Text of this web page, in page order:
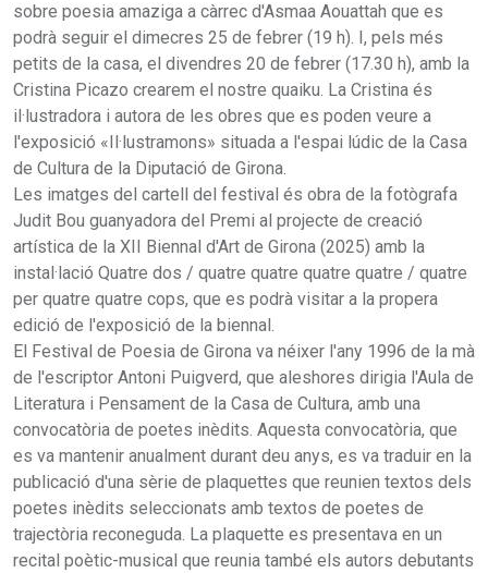
sobre poesia amaziga a càrrec d'Asmaa Aouattah que es
podrà seguir el dimecres 25 de febrer (19 h). I, pels més
petits de la casa, el divendres 20 de febrer (17.30 h), amb la
Cristina Picazo crearem el nostre quaiku. La Cristina és
il·lustradora i autora de les obres que es poden veure a
l'exposició «Il·lustramons» situada a l'espai lúdic de la Casa
de Cultura de la Diputació de Girona.
Les imatges del cartell del festival és obra de la fotògrafa
Judit Bou guanyadora del Premi al projecte de creació
artística de la XII Biennal d'Art de Girona (2025) amb la
instal·lació Quatre dos / quatre quatre quatre quatre / quatre
per quatre quatre cops, que es podrà visitar a la propera
edició de l'exposició de la biennal.
El Festival de Poesia de Girona va néixer l'any 1996 de la mà
de l'escriptor Antoni Puigverd, que aleshores dirigia l'Aula de
Literatura i Pensament de la Casa de Cultura, amb una
convocatòria de poetes inèdits. Aquesta convocatòria, que
es va mantenir anualment durant deu anys, es va traduir en la
publicació d'una sèrie de plaquettes que reunien textos dels
poetes inèdits seleccionats amb textos de poetes de
trajectòria reconeguda. La plaquette es presentava en un
recital poètic-musical que reunia també els autors debutants